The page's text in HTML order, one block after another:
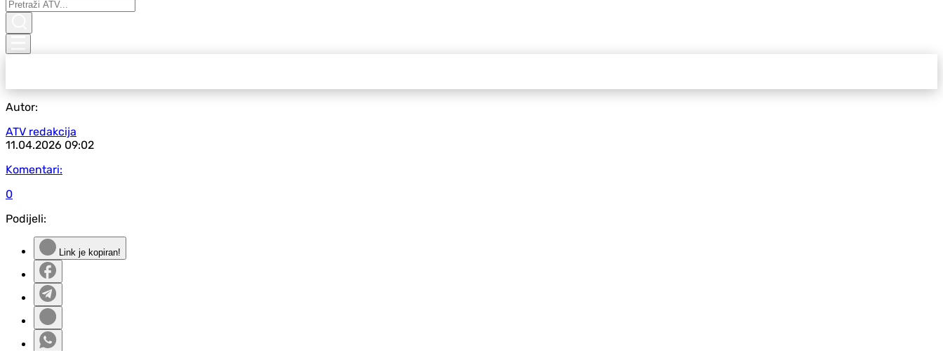
Autor:
ATV redakcija
11.04.2026 09:02
Komentari:
0
Podijeli:
Link je kopiran!